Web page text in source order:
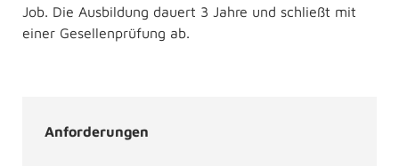
Job. Die Ausbildung dauert 3 Jahre und schließt mit
einer Gesellenprüfung ab.
Anforderungen